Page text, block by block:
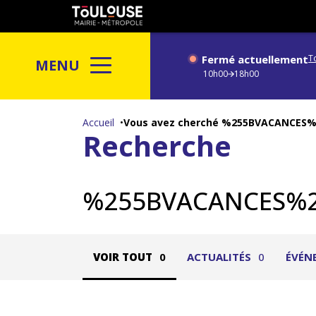
Gestion de vos préférences sur les cookies
au
contenu
principal
Toulouse
MENU Fermé actuellement
10h00 18h00
Accueil Vous avez cherché
Recherche
VOIR TOUT 0 ACTUALITÉS 0